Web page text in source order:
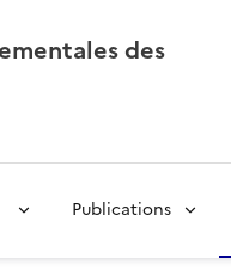
des
Publications